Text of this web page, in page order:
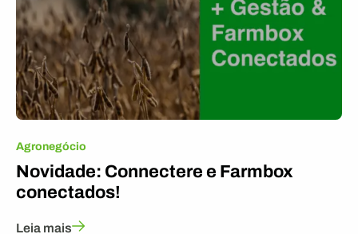
Agronegócio
Novidade: Connectere e Farmbox
conectados!
Leia mais